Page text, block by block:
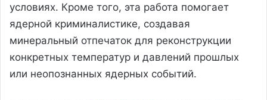
условиях. Кроме того, эта работа помогает
ядерной криминалистике, создавая
минеральный отпечаток для реконструкции
конкретных температур и давлений прошлых
или неопознанных ядерных событий.